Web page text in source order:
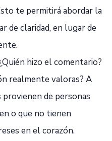
te permitirá abordar la
de claridad, en lugar de
hizo el comentario?
realmente valoras? A
de personas
o que no tienen
en el corazón.